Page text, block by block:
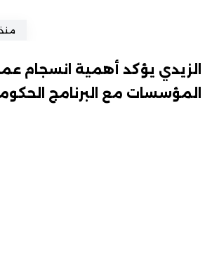
منذ 23 ساعة
الزيدي يؤكد أهمية انسجام
المؤسسات مع البرنامج